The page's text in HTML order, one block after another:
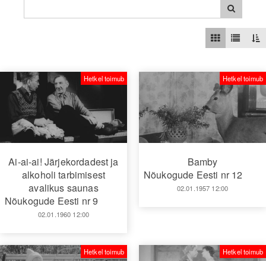
Ai-ai-ai! Järjekordadest ja
alkoholi tarbimisest
avalikus saunas
Nõukogude Eesti nr 9
02.01.1960 12:00
Hetkel toimub
Bamby
Nõukogude Eesti nr 12
02.01.1957 12:00
Hetkel toimub
Hetkel toimub Hetkel toimub